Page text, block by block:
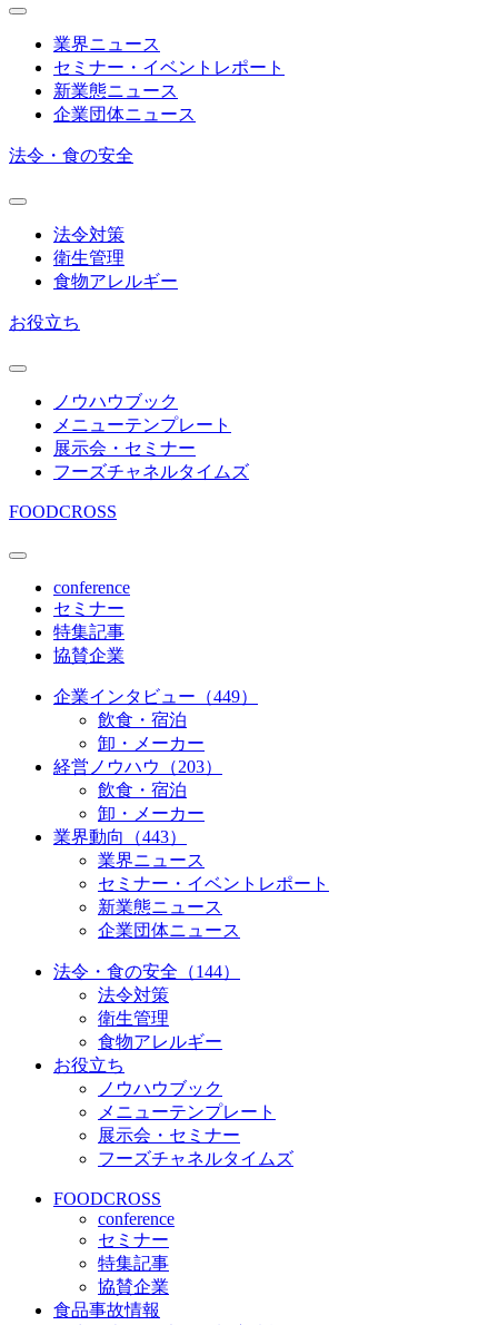
業界ニュース
セミナー・イベントレポート
新業態ニュース
企業団体ニュース
法令・食の安全
法令対策
衛生管理
食物アレルギー
お役立ち
ノウハウブック
メニューテンプレート
展示会・セミナー
フーズチャネルタイムズ
FOODCROSS
conference
セミナー
特集記事
協賛企業
企業インタビュー（449）
飲食・宿泊
卸・メーカー
経営ノウハウ（203）
飲食・宿泊
卸・メーカー
業界動向（443）
業界ニュース
セミナー・イベントレポート
新業態ニュース
企業団体ニュース
法令・食の安全（144）
法令対策
衛生管理
食物アレルギー
お役立ち
ノウハウブック
メニューテンプレート
展示会・セミナー
フーズチャネルタイムズ
FOODCROSS
conference
セミナー
特集記事
協賛企業
食品事故情報